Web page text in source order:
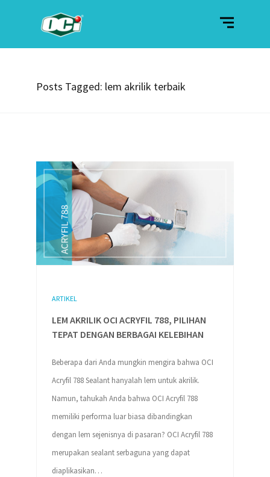
Posts Tagged: lem akrilik terbaik
ARTIKEL
LEM AKRILIK OCI ACRYFIL 788, PILIHAN
TEPAT DENGAN BERBAGAI KELEBIHAN
Beberapa dari Anda mungkin mengira bahwa OCI
Acryfil 788 Sealant hanyalah lem untuk akrilik.
Namun, tahukah Anda bahwa OCI Acryfil 788
memiliki performa luar biasa dibandingkan
dengan lem sejenisnya di pasaran? OCI Acryfil 788
merupakan sealant serbaguna yang dapat
diaplikasikan…